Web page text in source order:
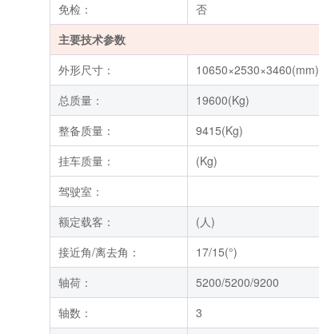
免检：
否
主要技术参数
外形尺寸：
10650×2530×3460(mm)
总质量：
19600(Kg)
整备质量：
9415(Kg)
挂车质量：
(Kg)
驾驶室：
额定载客：
(人)
接近角/离去角：
17/15(°)
轴荷：
5200/5200/9200
轴数：
3